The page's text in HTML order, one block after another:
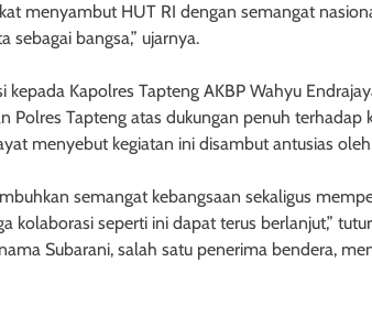
menyambut HUT RI dengan semangat
sebagai bangsa,” ujarnya.
kepada Kapolres Tapteng AKBP Wahyu
Polres Tapteng atas dukungan penuh terhadap
menyebut kegiatan ini disambut antusias
semangat kebangsaan sekaligus
kolaborasi seperti ini dapat terus berlanjut,”
Subarani, salah satu penerima bendera,